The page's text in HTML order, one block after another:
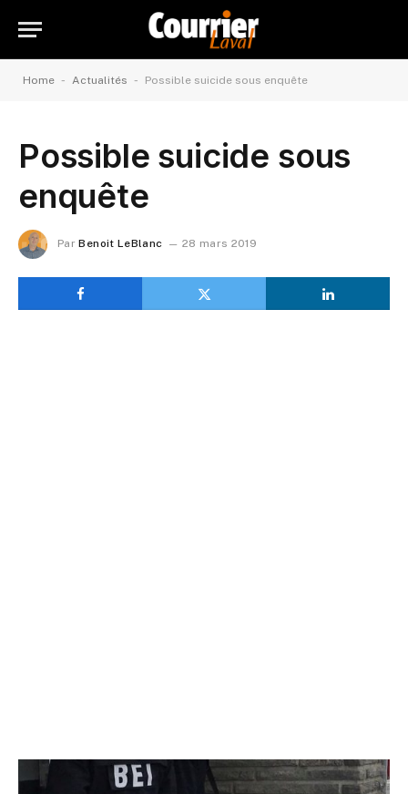
Home - Actualités - Possible suicide sous enquête
Possible suicide sous
enquête
Par Benoit LeBlanc 28 mars 2019